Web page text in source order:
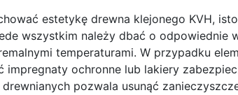
estetykę drewna klejonego KVH,
wszystkim należy dbać o
temperaturami. W przypadku
ochronne lub lakiery
pozwala usunąć